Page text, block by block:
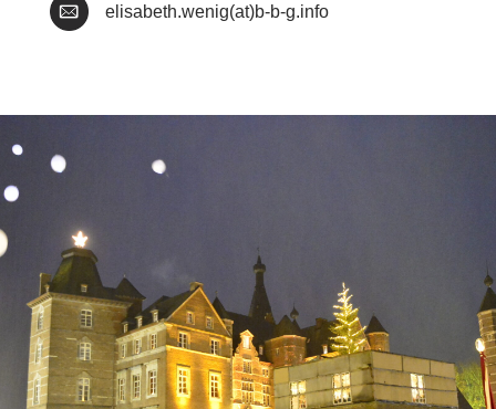
elisabeth.wenig(at)b-b-g.info